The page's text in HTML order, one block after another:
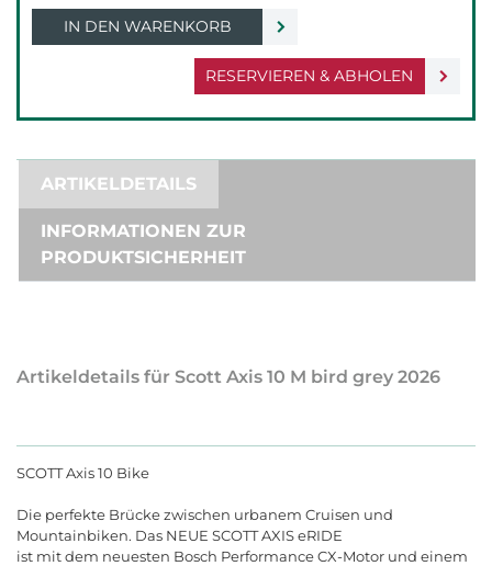
RESERVIEREN & ABHOLEN
IN DEN WARENKORB
ARTIKELDETAILS
INFORMATIONEN ZUR
PRODUKTSICHERHEIT
Artikeldetails für Scott Axis 10 M bird grey 2026
SCOTT Axis 10 Bike
Die perfekte Brücke zwischen urbanem Cruisen und
Mountainbiken. Das NEUE SCOTT AXIS eRIDE
ist mit dem neuesten Bosch Performance CX-Motor und einem